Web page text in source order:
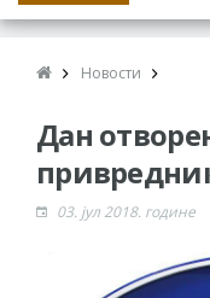
Новости
Дан
03. јул 2018. године